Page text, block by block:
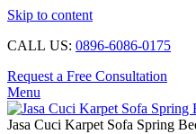
Skip to content
CALL US: 0896-6086-0175
Request a Free Consultation
Menu
Jasa Cuci Karpet Sofa Spring